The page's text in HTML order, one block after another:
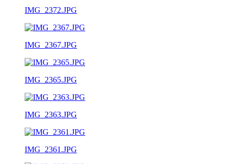
IMG_2372.JPG
IMG_2367.JPG
IMG_2365.JPG
IMG_2363.JPG
IMG_2361.JPG